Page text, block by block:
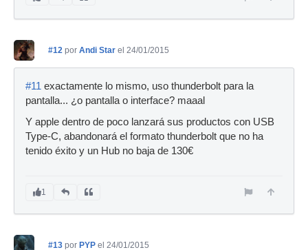
#12 por Andi Star el 24/01/2015
#11 exactamente lo mismo, uso thunderbolt para la
pantalla... ¿o pantalla o interface? maaal
Y apple dentro de poco lanzará sus productos con USB
Type-C, abandonará el formato thunderbolt que no ha
tenido éxito y un Hub no baja de 130€
1
#13 por PYP el 24/01/2015